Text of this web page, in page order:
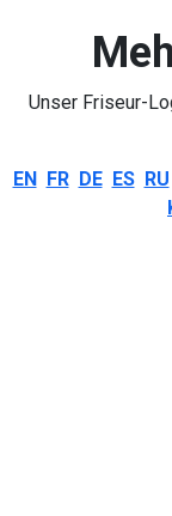
Unser Friseur-
EN FR DE ES RU